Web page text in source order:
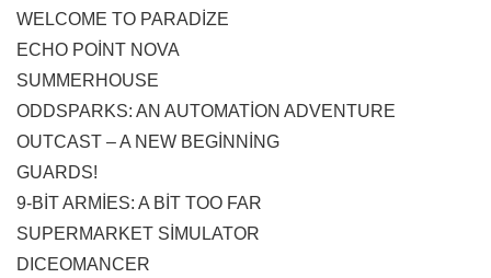
WELCOME TO PARADİZE
ECHO POİNT NOVA
SUMMERHOUSE
ODDSPARKS: AN AUTOMATİON ADVENTURE
OUTCAST – A NEW BEGİNNİNG
GUARDS!
9-BİT ARMİES: A BİT TOO FAR
SUPERMARKET SİMULATOR
DICEOMANCER